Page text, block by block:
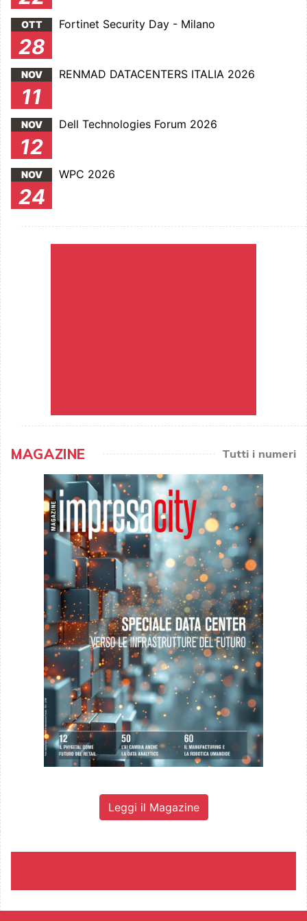
OTT
28
Fortinet Security Day - Milano
NOV
11
RENMAD DATACENTERS ITALIA 2026
NOV
12
Dell Technologies Forum 2026
NOV
24
WPC 2026
MAGAZINE Tutti i numeri
Leggi il Magazine